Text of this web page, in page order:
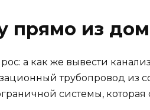
прямо из
а как же вывести
трубопровод из
системы, которая